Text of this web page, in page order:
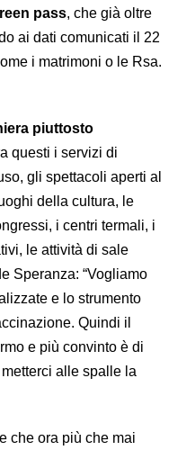
pass, che già oltre
ai dati comunicati il 22
i matrimoni o le Rsa.
piuttosto
questi i servizi di
gli spettacoli aperti al
della cultura, le
i centri termali, i
le attività di sale
Speranza: “Vogliamo
e lo strumento
Quindi il
e più convinto è di
alle spalle la
che ora più che mai